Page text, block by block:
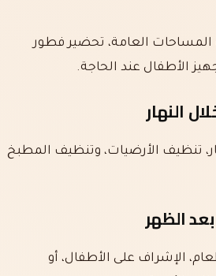
المساحات العامة، تحضير فطور
الأطفال عند الحاجة.
النهار
تنظيف الأرضيات، وتنظيف المطبخ
الظهر
الإشراف على الأطفال، أو